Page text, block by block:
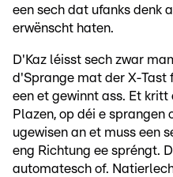
een sech dat ufanks denk
erwënscht haten.
D'Kaz léisst sech zwar
d'Sprange mat der X-Tast
een et gewinnt ass. Et kritt
Plazen, op déi e sprangen
ugewisen an et muss een
eng Richtung ee spréngt.
automatesch of.